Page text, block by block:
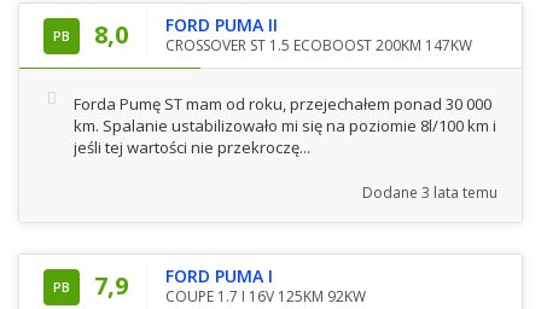
PB 8,0 FORD PUMA II
CROSSOVER ST 1.5 ECOBOOST 200KM 147KW
Forda Pumę ST mam od roku, przejechałem ponad 30 000
km. Spalanie ustabilizowało mi się na poziomie 8l/100 km i
jeśli tej wartości nie przekroczę...
Dodane 3 lata temu
PB 7,9 FORD PUMA I
COUPE 1.7 I 16V 125KM 92KW